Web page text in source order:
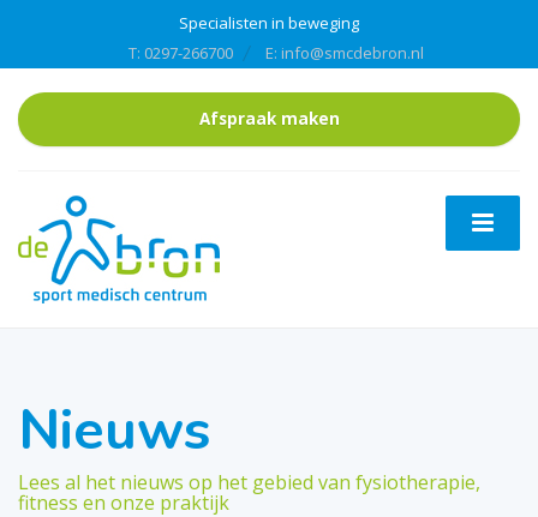
Specialisten in beweging
T: 0297-266700
E: info@smcdebron.nl
Afspraak maken
Nieuws
Lees al het nieuws op het gebied van fysiotherapie,
fitness en onze praktijk